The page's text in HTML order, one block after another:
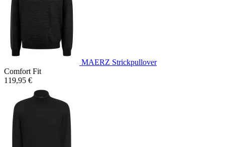
MAERZ Strickpullover
Comfort Fit
119,95 €